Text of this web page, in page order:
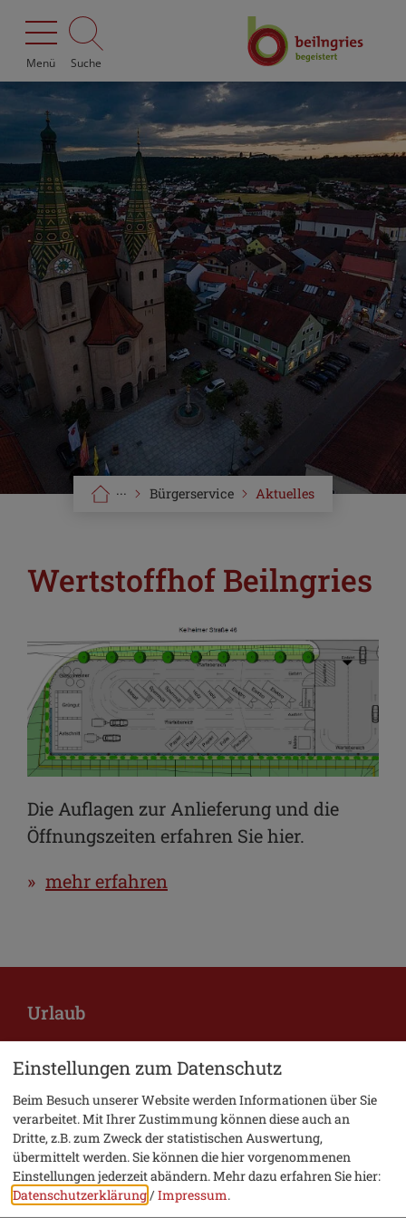
Menü Suche
Aktuelles
Bürgerservice
···
Wertstoffhof Beilngries
Die Auflagen zur Anlieferung und die
Öffnungszeiten erfahren Sie hier.
mehr erfahren
Urlaub
Hotel suchen
Essen & Trinken
Veranstaltungen
Bürger
Einstellungen zum Datenschutz
Beim Besuch unserer Website werden Informationen über Sie
verarbeitet. Mit Ihrer Zustimmung können diese auch an
Dritte, z.B. zum Zweck der statistischen Auswertung,
übermittelt werden. Sie können die hier vorgenommenen
Einstellungen jederzeit abändern.Mehr dazu erfahren Sie hier:
Datenschutzerklärung/Impressum.